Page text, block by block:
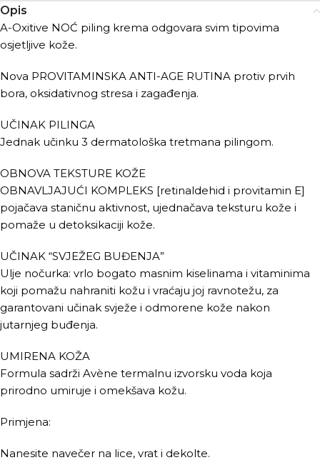
Opis
A-Oxitive NOĆ piling krema odgovara svim tipovima
osjetljive kože.
Nova PROVITAMINSKA ANTI-AGE RUTINA protiv prvih
bora, oksidativnog stresa i zagađenja.
UČINAK PILINGA
Jednak učinku 3 dermatološka tretmana pilingom.
OBNOVA TEKSTURE KOŽE
OBNAVLJAJUĆI KOMPLEKS [retinaldehid i provitamin E]
pojačava staničnu aktivnost, ujednačava teksturu kože i
pomaže u detoksikaciji kože.
UČINAK “SVJEŽEG BUĐENJA”
Ulje nočurka: vrlo bogato masnim kiselinama i vitaminima
koji pomažu nahraniti kožu i vraćaju joj ravnotežu, za
garantovani učinak svježe i odmorene kože nakon
jutarnjeg buđenja.
UMIRENA KOŽA
Formula sadrži Avène termalnu izvorsku voda koja
prirodno umiruje i omekšava kožu.
Primjena:
Nanesite navečer na lice, vrat i dekolte.